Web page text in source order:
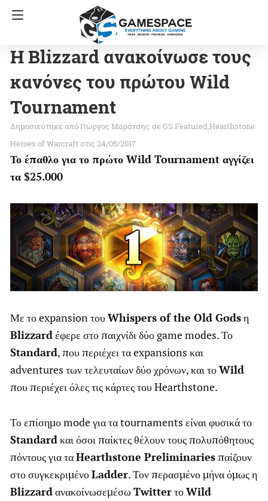
Η Blizzard ανακοίνωσε τους
κανόνες του πρώτου Wild
Tournament
Γιώργος Μαράτσης σε GS FeaturedHearthstone:
Heroes of Warcraft στις 24/05/2017
Το έπαθλο για το πρώτο Wild Tournament αγγίζει
τα $25.000
Με το expansion τουWhispers of the Old Godsη
Blizzardέφερε στο παιχνίδι δύο game modes. Το
Standard, που περιέχει τα expansions και
adventures των τελευταίων δύο χρόνων, και τοWild
που περιέχει όλες τις κάρτες του Hearthstone.
Το επίσημο mode για τα tournaments είναι φυσικά το
Standardκαι όσοι παίκτες θέλουν τους πολυπόθητους
πόντους για ταHearthstone Preliminariesπαίζουν
στο συγκεκριμένοLadder. Τον περασμένο μήνα όμως η
BlizzardανακοίνωσεμέσωTwitterτοWild